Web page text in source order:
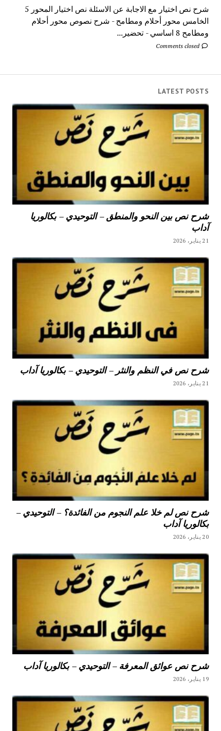
شرح نص اختيار مع الاجابة عن الاسئلة نص اختيار المحور 5
الخامس محور أحلام ومطامح - شرح نصوص محور أحلام
ومطامح 8 اساسي - تحضير...
Comments closed
LATEST POSTS
شرح نص بين النحو والمنطق – التوحيدي – بكالوريا
آداب
21 يناير، 2026
شرح نص في النظم والنثر – التوحيدي – بكالوريا آداب
21 يناير، 2026
شرح نص لم خلا علم النجوم من الفائدة؟ – التوحيدي –
بكالوريا آداب
20 يناير، 2026
شرح نص عوائق المعرفة – التوحيدي – بكالوريا آداب
19 يناير، 2026